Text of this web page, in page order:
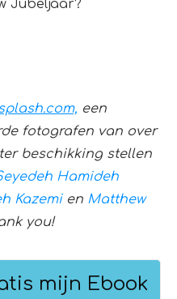
Jubeljaar?
een
fotografen van over
beschikking stellen
Hamideh
Kazemien Matthew
you!
mijn Ebook